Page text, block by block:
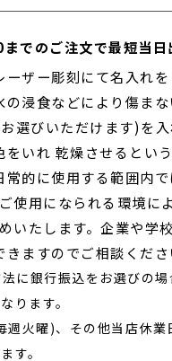
でのご注文で最短当日
ーザー彫刻にて名入れ
の浸食などにより傷ま
選びいただけます)を
をいれ 乾燥させるとい
常的に使用する範囲内
使用になられる環境に
いたします。企業や学
きますのでご相談くださ
に銀行振込をお選びの
ります。
週火曜)、その他当店休業
す。